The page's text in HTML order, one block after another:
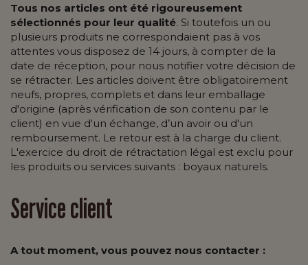
Tous nos articles ont été rigoureusement
sélectionnés pour leur qualité. Si toutefois un ou
plusieurs produits ne correspondaient pas à vos
attentes vous disposez de 14 jours, à compter de la
date de réception, pour nous notifier votre décision de
se rétracter. Les articles doivent être obligatoirement
neufs, propres, complets et dans leur emballage
d'origine (après vérification de son contenu par le
client) en vue d'un échange, d’un avoir ou d'un
remboursement. Le retour est à la charge du client.
L'exercice du droit de rétractation légal est exclu pour
les produits ou services suivants : boyaux naturels.
Service client
A tout moment, vous pouvez nous contacter :